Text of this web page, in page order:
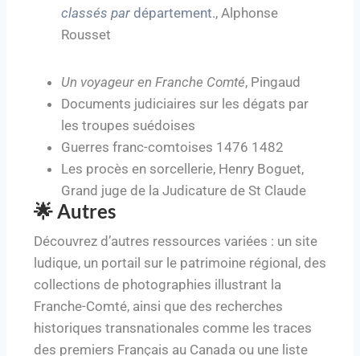
classés par département., Alphonse
Rousset
Un voyageur en Franche Comté, Pingaud
Documents judiciaires sur les dégats par
les troupes suédoises
Guerres franc-comtoises 1476 1482
Les procès en sorcellerie, Henry Boguet,
Grand juge de la Judicature de St Claude
🌟 Autres
Découvrez d’autres ressources variées : un site
ludique, un portail sur le patrimoine régional, des
collections de photographies illustrant la
Franche-Comté, ainsi que des recherches
historiques transnationales comme les traces
des premiers Français au Canada ou une liste